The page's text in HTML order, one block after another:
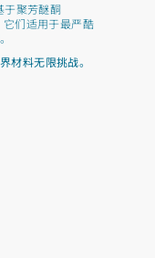
于聚芳醚酮
它们适用于最严酷
材料无限挑战。